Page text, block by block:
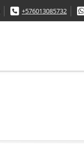
+576013085732